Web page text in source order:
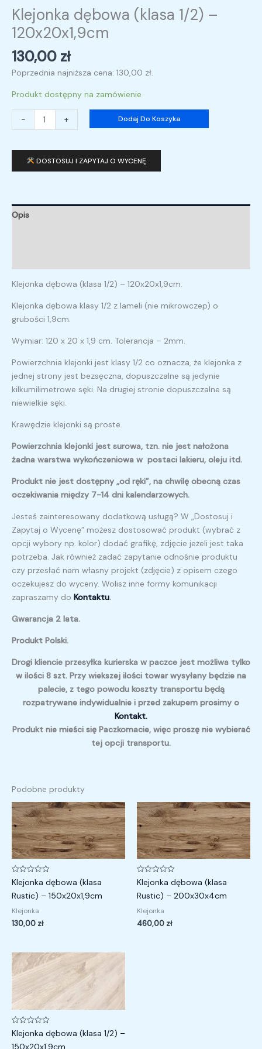
Klejonka dębowa (klasa 1/2) –
120x20x1,9cm
130,00 zł
Poprzednia najniższa cena: 130,00 zł.
Produkt dostępny na zamówienie
- + Dodaj Do Koszyka
DOSTOSUJ I ZAPYTAJ O WYCENĘ
Opis
Klejonka dębowa (klasa 1/2) – 120x20x1,9cm.
Klejonka dębowa klasy 1/2 z lameli (nie mikrowczep) o
grubości 1,9cm.
Wymiar: 120 x 20 x 1,9 cm. Tolerancja – 2mm.
Powierzchnia klejonki jest klasy 1/2 co oznacza, że klejonka z
jednej strony jest bezsęczna, dopuszczalne są jedynie
kilkumilimetrowe sęki. Na drugiej stronie dopuszczalne są
niewielkie sęki.
Krawędzie klejonki są proste.
Powierzchnia klejonki jest surowa, tzn. nie jest nałożona
żadna warstwa wykończeniowa w postaci lakieru, oleju itd.
Produkt nie jest dostępny „od ręki”, na chwilę obecną czas
oczekiwania między 7-14 dni kalendarzowych.
Jesteś zainteresowany dodatkową usługą? W „Dostosuj i
Zapytaj o Wycenę” możesz dostosować produkt (wybrać z
opcji wybory np. kolor) dodać grafikę, zdjęcie jeżeli jest taka
potrzeba. Jak również zadać zapytanie odnośnie produktu
czy przesłać nam własny projekt (zdjęcie) z opisem czego
oczekujesz do wyceny. Wolisz inne formy komunikacji
zapraszamy do Kontaktu.
Gwarancja 2 lata.
Produkt Polski.
Drogi kliencie przesyłka kurierska w paczce jest możliwa tylko
w ilości 8 szt. Przy wiekszej ilości towar wysyłany będzie na
palecie, z tego powodu koszty transportu będą
rozpatrywane indywidualnie i przed zakupem prosimy o
Kontakt.
Produkt nie mieści się Paczkomacie, więc proszę nie wybierać
tej opcji transportu.
Podobne produkty
Oceniono
0
na
5
Klejonka dębowa (klasa
Rustic) – 150x20x1,9cm
Klejonka
130,00 zł
Oceniono
0
na
5
Klejonka dębowa (klasa
Rustic) – 200x30x4cm
Klejonka
460,00 zł
Oceniono
0
na
Klejonka dębowa (klasa 1/2) –
150x20x1,9cm